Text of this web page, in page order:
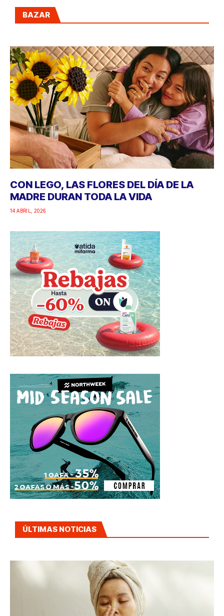
BAZAR
CON LEGO, LAS FLORES DEL DÍA DE LA
MADRE DURAN TODA LA VIDA
14 ABRIL, 2026
ÚLTIMAS NOTICIAS